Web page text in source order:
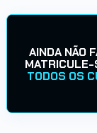
AINDA NÃO
TODOS OS